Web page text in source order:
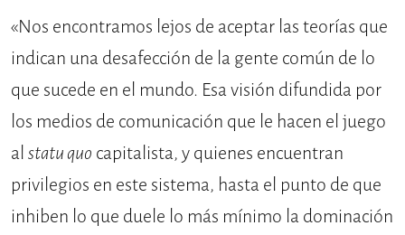
«Nos encontramos lejos de aceptar las teorías que
indican una desafección de la gente común de lo
que sucede en el mundo. Esa visión difundida por
los medios de comunicación que le hacen el juego
alstatu quo capitalista, y quienes encuentran
privilegios en este sistema, hasta el punto de que
inhiben lo que duele lo más mínimo la dominación